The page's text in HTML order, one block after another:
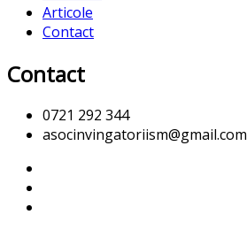
Articole
Contact
Contact
0721 292 344
asocinvingatoriism@gmail.com